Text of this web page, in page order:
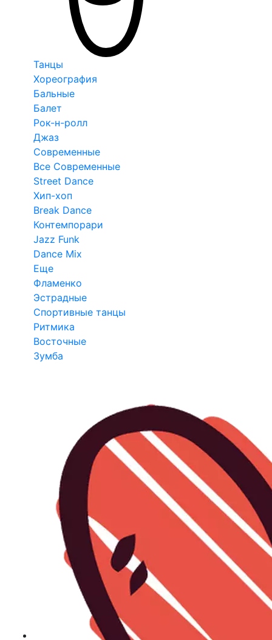
Танцы
Хореография
Бальные
Балет
Рок-н-ролл
Джаз
Современные
Все Современные
Street Dance
Хип-хоп
Break Dance
Контемпорари
Jazz Funk
Dance Mix
Еще
Фламенко
Эстрадные
Спортивные танцы
Ритмика
Восточные
Зумба